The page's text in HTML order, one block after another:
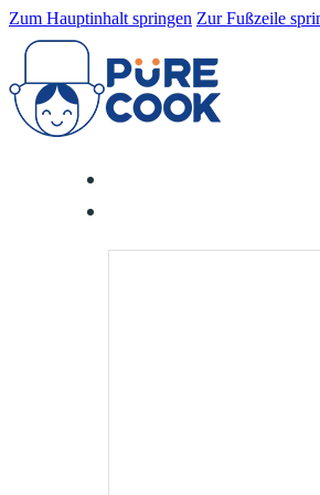
Zum Hauptinhalt springen Zur Fußzeile